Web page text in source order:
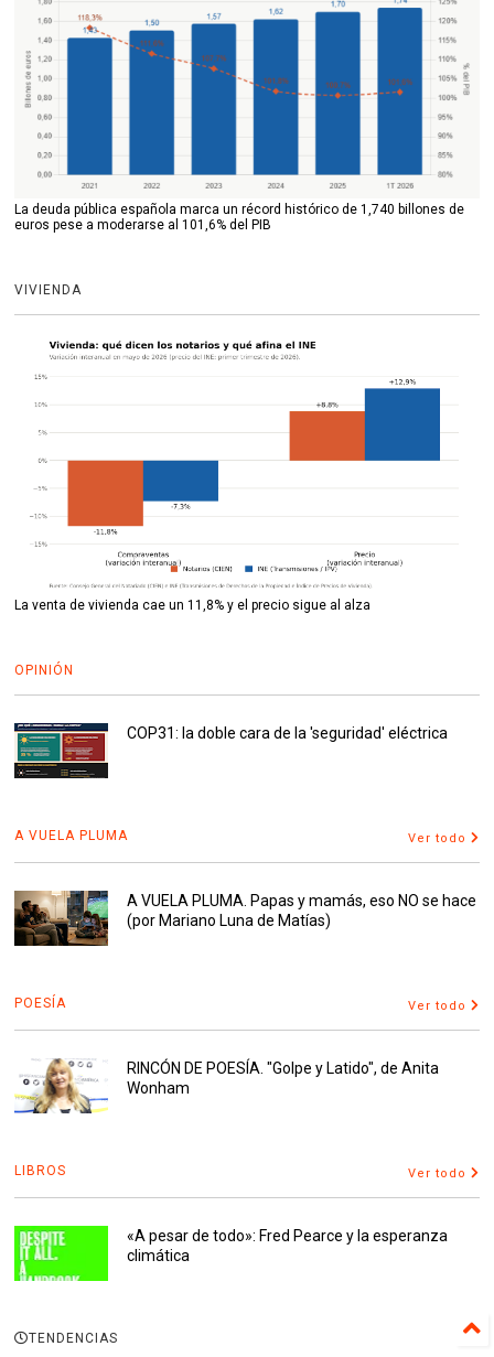
La deuda pública española marca un récord histórico de 1,740 billones de
euros pese a moderarse al 101,6% del PIB
VIVIENDA
La venta de vivienda cae un 11,8% y el precio sigue al alza
OPINIÓN
COP31: la doble cara de la 'seguridad' eléctrica
A VUELA PLUMA Ver todo
A VUELA PLUMA. Papas y mamás, eso NO se hace
(por Mariano Luna de Matías)
POESÍA Ver todo
RINCÓN DE POESÍA. "Golpe y Latido", de Anita
Wonham
LIBROS Ver todo
«A pesar de todo»: Fred Pearce y la esperanza
climática
TENDENCIAS